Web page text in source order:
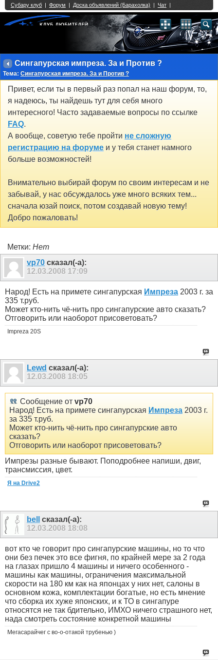
Сингапурская импреза. За и Против ?
Тема: Сингапурская импреза. За и Против ?
Привет, если ты в первый раз попал на наш форум, то,
я надеюсь, ты найдешь тут для себя много
интересного! Часто задаваемые вопросы по ссылке
FAQ.
А вообще, советую тебе пройти не сложную
регистрацию на форуме и у тебя станет намного
больше возможностей!
Внимательно выбирай форум по своим интересам и не
забывай, у нас обсуждалось уже много всяких тем...
сначала юзай поиск, потом создавай новую тему!
Добро пожаловать!
Метки: Нет
vp70 сказал(-а):
12.03.2008 17:09
Народ! Есть на примете сингапурская Импреза 2003 г. за
335 т.руб.
Может кто-нить чё-нить про сингапурские авто сказать?
Отговорить или наоборот присоветовать?
Impreza 20S
Lewd сказал(-а):
12.03.2008 18:05
Сообщение от vp70
Народ! Есть на примете сингапурская Импреза 2003 г.
за 335 т.руб.
Может кто-нить чё-нить про сингапурские авто
сказать?
Отговорить или наоборот присоветовать?
Импрезы разные бывают. Поподробнее напиши, двиг,
трансмиссия, цвет.
Я на Drive2
bell
сказал(-а):
12.03.2008 18:08
вот кто че говорит про сингапурские машины, но то что
они без печек это все фигня, по крайней мере за 2 года
на глазах пришло 4 машины и ничего особенного -
машины как машины, ограничения максимальной
скорости на 180 км как на японцах у них нет, салоны в
основном кожа, комплектации богатые, но есть мнение
что сборка их хуже японских, и к ТО в сингапуре
относятся не так бдительно, ИМХО ничего страшного нет,
нада смотреть состояние конкретной машины
Мегасарайчег с во-о-отакой трубенью )
Single Sign On provided byvBSSO
2 3 4 5 6 7 8 9 10 11 12 13 14 15 16 17 18 21 22 23 24 25 26
33 34 35 36 37 38 39 40 41 42 43